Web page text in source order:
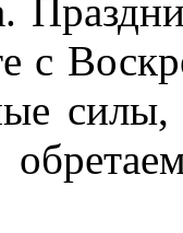
с
силы,